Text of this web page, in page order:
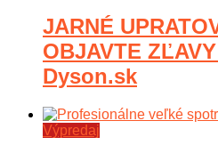
JARNÉ
OBJAVTE
Dyson.sk
Výpredaj